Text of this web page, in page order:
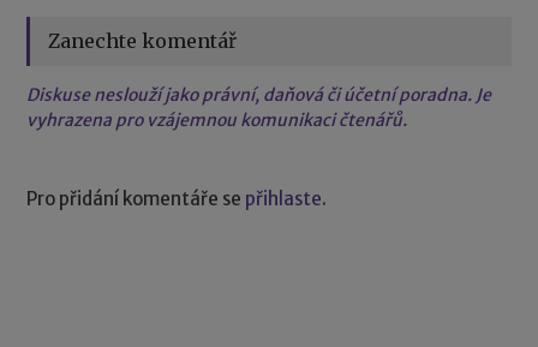
Zanechte komentář
Diskuse neslouží jako právní, daňová či účetní poradna. Je
vyhrazena pro vzájemnou komunikaci čtenářů.
Pro přidání komentáře se přihlaste.